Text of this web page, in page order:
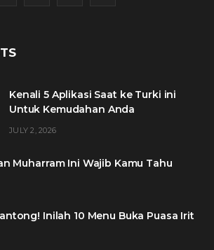
b
t
a
e
Kenali 5 Aplikasi Saat ke Turki ini
Untuk Kemudahan Anda
JULY 2, 2026
Muharram Ini Wajib Kamu Tahu
Inilah 10 Menu Buka Puasa Irit